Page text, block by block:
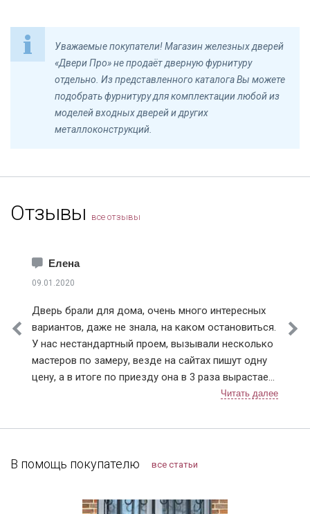
Уважаемые покупатели! Магазин железных дверей
«Двери Про» не продаёт дверную фурнитуру
отдельно. Из представленного каталога Вы можете
подобрать фурнитуру для комплектации любой из
моделей входных дверей и других
металлоконструкций.
Отзывы все отзывы
Елена
09.01.2020
Дверь брали для дома, очень много интересных
вариантов, даже не знала, на каком остановиться.
У нас нестандартный проем, вызывали несколько
мастеров по замеру, везде на сайтах пишут одну
цену, а в итоге по приезду она в 3 раза вырастает.
Ну понятно что проем нестандартный, но почему
по факту. У Дверей Про цена на сайте и после
Мы с мужем выбрали модель с терморазрывом.
Тамбура у нас нет, переживала, что дверь будет
В помощь покупателю все статьи